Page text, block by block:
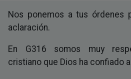
Nos ponemos a tus órdenes
aclaración.
En G316 somos muy
cristiano que Dios ha confiado